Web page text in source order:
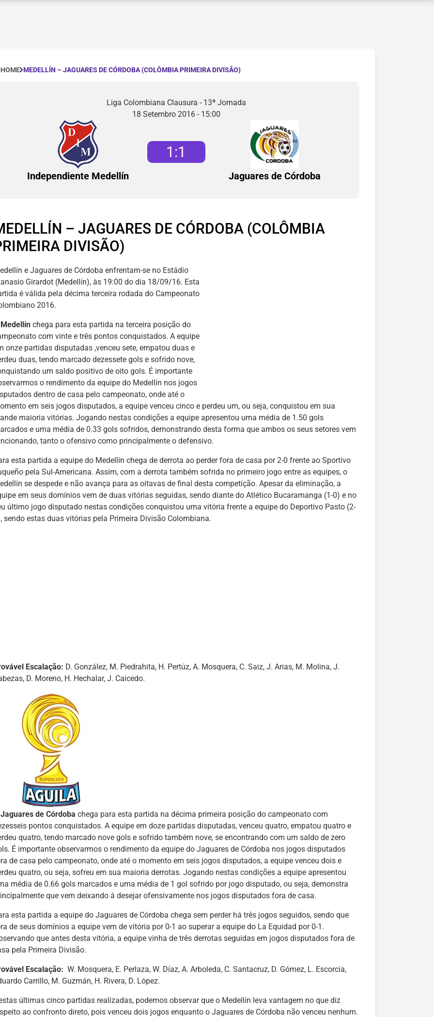
HOME MEDELLÍN – JAGUARES DE CÓRDOBA (COLÔMBIA PRIMEIRA DIVISÃO)
Liga Colombiana Clausura - 13ª Jornada
18 Setembro 2016 - 15:00
Independiente Medellín
1 :1
Jaguares de Córdoba
– JAGUARES DE CÓRDOBA (COLÔMBIA
DIVISÃO)
e Jaguares de Córdoba enfrentam-se no Estádio
Girardot (Medellín), às 19:00 do dia 18/09/16. Esta
é válida pela décima terceira rodada do Campeonato
2016.
Medellín chega para esta partida na terceira posição do
com vinte e três pontos conquistados. A equipe
onze partidas disputadas ,venceu sete, empatou duas e
duas, tendo marcado dezessete gols e sofrido nove,
um saldo positivo de oito gols. É importante
o rendimento da equipe do Medellín nos jogos
dentro de casa pelo campeonato, onde até o
em seis jogos disputados, a equipe venceu cinco e perdeu um, ou seja, conquistou em sua
maioria vitórias. Jogando nestas condições a equipe apresentou uma média de 1.50 gols
e uma média de 0.33 gols sofridos, demonstrando desta forma que ambos os seus setores vem
tanto o ofensivo como principalmente o defensivo.
esta partida a equipe do Medellín chega de derrota ao perder fora de casa por 2-0 frente ao Sportivo
pela Sul-Americana. Assim, com a derrota também sofrida no primeiro jogo entre as equipes, o
se despede e não avança para as oitavas de final desta competição. Apesar da eliminação, a
em seus domínios vem de duas vitórias seguidas, sendo diante do Atlético Bucaramanga (1-0) e no
último jogo disputado nestas condições conquistou uma vitória frente a equipe do Deportivo Pasto (2-
sendo estas duas vitórias pela Primeira Divisão Colombiana.
Escalação: D. González, M. Piedrahita, H. Pertúz, A. Mosquera, C. Saiz, J. Arias, M. Molina, J.
D. Moreno, H. Hechalar, J. Caicedo.
Jaguares de Córdoba chega para esta partida na décima primeira posição do campeonato com
pontos conquistados. A equipe em doze partidas disputadas, venceu quatro, empatou quatro e
quatro, tendo marcado nove gols e sofrido também nove, se encontrando com um saldo de zero
É importante observarmos o rendimento da equipe do Jaguares de Córdoba nos jogos disputados
de casa pelo campeonato, onde até o momento em seis jogos disputados, a equipe venceu dois e
quatro, ou seja, sofreu em sua maioria derrotas. Jogando nestas condições a equipe apresentou
média de 0.66 gols marcados e uma média de 1 gol sofrido por jogo disputado, ou seja, demonstra
que vem deixando à desejar ofensivamente nos jogos disputados fora de casa.
esta partida a equipe do Jaguares de Córdoba chega sem perder há três jogos seguidos, sendo que
de seus domínios a equipe vem de vitória por 0-1 ao superar a equipe do La Equidad por 0-1.
que antes desta vitória, a equipe vinha de três derrotas seguidas em jogos disputados fora de
pela Primeira Divisão.
Escalação: W. Mosquera, E. Perlaza, W. Díaz, A. Arboleda, C. Santacruz, D. Gómez, L. Escorcia,
Carrillo, M. Guzmán, H. Rivera, D. López.
últimas cinco partidas realizadas, podemos observar que o Medellín leva vantagem no que diz
ao confronto direto, pois venceu dois jogos enquanto o Jaguares de Córdoba não venceu nenhum.